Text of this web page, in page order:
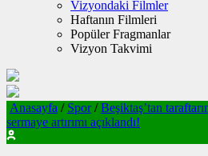
Vizyondaki Filmler
Haftanın Filmleri
Popüler Fragmanlar
Vizyon Takvimi
Anasayfa / Spor / Beşiktaş’tan
sermaye artırımı açıklandı!